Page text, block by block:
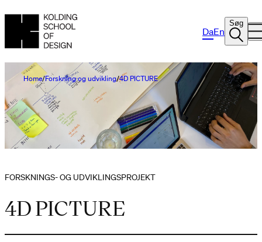
DaEn
Søg
Home Forskning og udvikling 4D PICTURE
FORSKNINGS- OG UDVIKLINGSPROJEKT
4D PICTURE